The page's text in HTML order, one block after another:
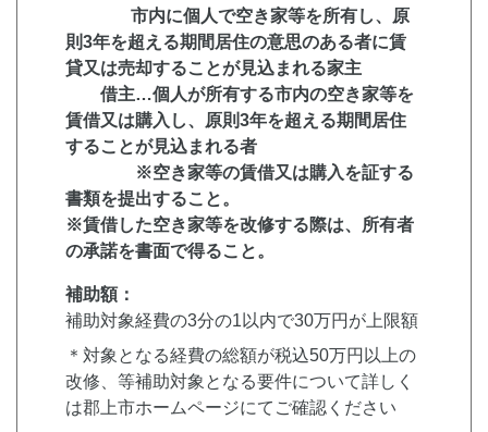
市内に個人で空き家等を所有し、原
則3年を超える期間居住の意思のある者に賃
貸又は売却することが見込まれる家主
借主…個人が所有する市内の空き家等を
賃借又は購入し、原則3年を超える期間居住
することが見込まれる者
※空き家等の賃借又は購入を証する
書類を提出すること。
※賃借した空き家等を改修する際は、所有者
の承諾を書面で得ること。
補助額：
補助対象経費の3分の1以内で30万円が上限額
＊対象となる経費の総額が税込50万円以上の
改修、等補助対象となる要件について詳しく
は郡上市ホームページにてご確認ください